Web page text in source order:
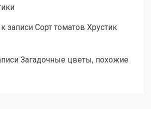
к записи Сорт томатов Хрустик
Загадочные цветы, похожие